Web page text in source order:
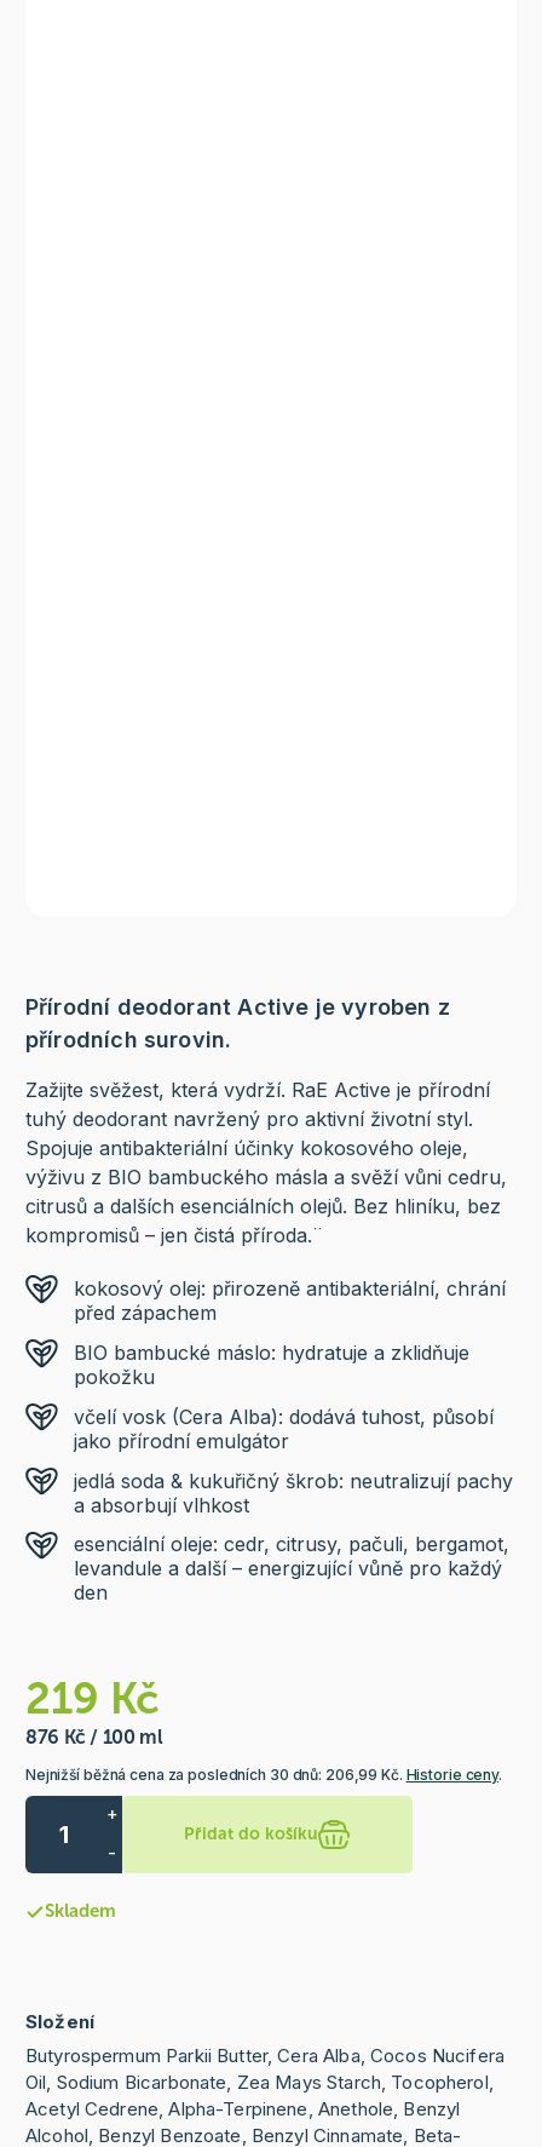
Přírodní deodorant Active je vyroben z
přírodních surovin.
Zažijte svěžest, která vydrží. RaE Active je přírodní
tuhý deodorant navržený pro aktivní životní styl.
Spojuje antibakteriální účinky kokosového oleje,
výživu z BIO bambuckého másla a svěží vůni cedru,
citrusů a dalších esenciálních olejů. Bez hliníku, bez
kompromisů – jen čistá příroda.¨
kokosový olej: přirozeně antibakteriální, chrání
před zápachem
BIO bambucké máslo: hydratuje a zklidňuje
pokožku
včelí vosk (Cera Alba): dodává tuhost, působí
jako přírodní emulgátor
jedlá soda & kukuřičný škrob: neutralizují pachy
a absorbují vlhkost
esenciální oleje: cedr, citrusy, pačuli, bergamot,
levandule a další – energizující vůně pro každý
den
219 Kč
876 Kč / 100 ml
Nejnižší běžná cena za posledních 30 dnů: 206,99 Kč. Historie ceny.
+
-
Přidat do košíku
Skladem
Složení
Butyrospermum Parkii Butter, Cera Alba, Cocos Nucifera
Oil, Sodium Bicarbonate, Zea Mays Starch, Tocopherol,
Acetyl Cedrene, Alpha-Terpinene, Anethole, Benzyl
Alcohol, Benzyl Benzoate, Benzyl Cinnamate, Beta-